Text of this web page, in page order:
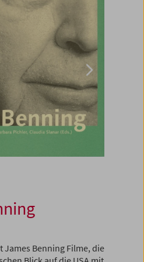
James Benning Filme, die